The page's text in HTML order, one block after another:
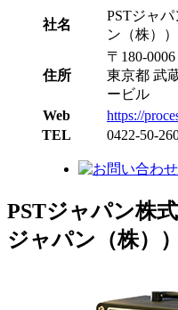
社名
PSTジャ
ン（株））
住所
〒180-0006
東京都 武
ービル
Web
https://
TEL
0422-50-
PSTジャパン株
ジャパン（株）